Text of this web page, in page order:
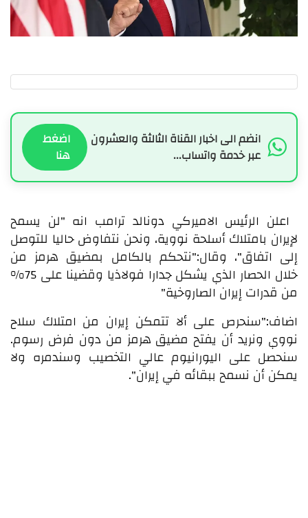
انضم الى اخبار القناة الثالثة والعشرون
عبر خدمة واتساب...
اضغط
هنا
اعلن الرئيس الاميركي دونالد ترامب انه "لن يسمح
لإيران بامتلاك أسلحة نووية، ونحن نتفاوض حاليا للتوصل
إلى اتفاق"، وقال:"نتحكم بالكامل بمضيق هرمز من
خلال الحصار الذي يشكل جدارا فولاذيا وقضينا على 75%
من قدرات إيران الصاروخية"
اضاف:"سنحرص على ألا تتمكن إيران من امتلاك سلاح
نووي ونريد أن يفتح مضيق هرمز من دون فرض رسوم.
سنحصل على اليورانيوم عالي التخصيب وسندمره ولا
يمكن أن نسمح ببقائه في إيران".